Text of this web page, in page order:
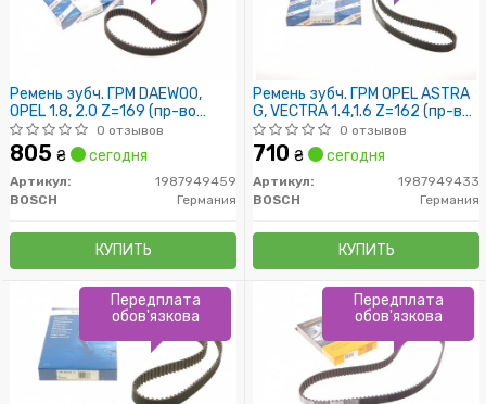
Ремень зубч. ГРМ DAEWOO,
OPEL 1.8, 2.0 Z=169 (пр-во
Bosch)
0 отзывов
805 ₴ сегодня
Артикул:
1987949459
BOSCH
Германия
КУПИТЬ
Ремень зубч. ГРМ OPEL ASTRA
G, VECTRA 1.4,1.6 Z=162 (пр-во
Bosch)
0 отзывов
710 ₴ сегодня
Артикул:
1987949433
BOSCH
Германия
КУПИТЬ
Передплата
обов'язкова
Передплата
обов'язкова